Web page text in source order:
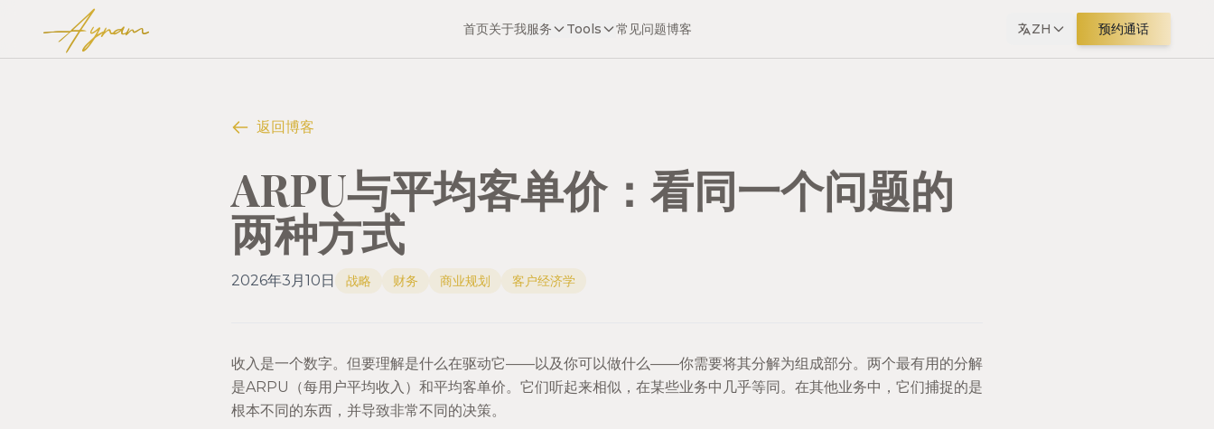
Ayram 首页关于我服务 Tools 常见问题博客 ZH 预约通话
返回博客
ARPU与平均客单价：看同一个问题的
两种方式
2026年3月10日 战略 财务 商业规划 客户经济学
收入是一个数字。但要理解是什么在驱动它——以及你可以做什么——你需要将其分解为组成部分。两个最有用的分解
是ARPU（每用户平均收入）和平均客单价。它们听起来相似，在某些业务中几乎等同。在其他业务中，它们捕捉的是
根本不同的东西，并导致非常不同的决策。